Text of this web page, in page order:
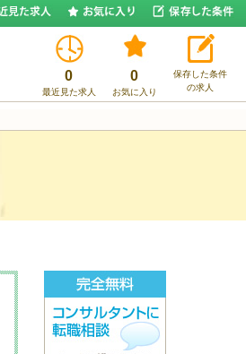
0
最近見た求人
0
お気に入り
保存した条件
の求人